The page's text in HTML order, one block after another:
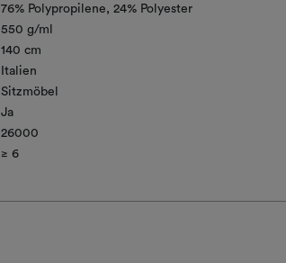
76% Polypropilene
24% Polyester
550 g/ml
140 cm
Italien
Sitzmöbel
Ja
26000
≥ 6​